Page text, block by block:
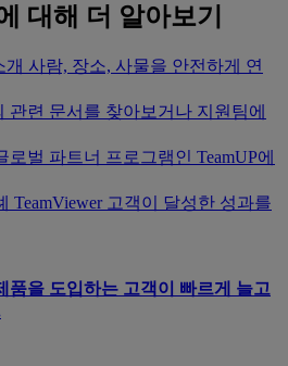
대해 더 알아보기
개 사람, 장소, 사물을 안전하게 연
관련 문서를 찾아보거나 지원팀에
로벌 파트너 프로그램인 TeamUP에
TeamViewer 고객이 달성한 성과를
품을 도입하는 고객이 빠르게 늘고